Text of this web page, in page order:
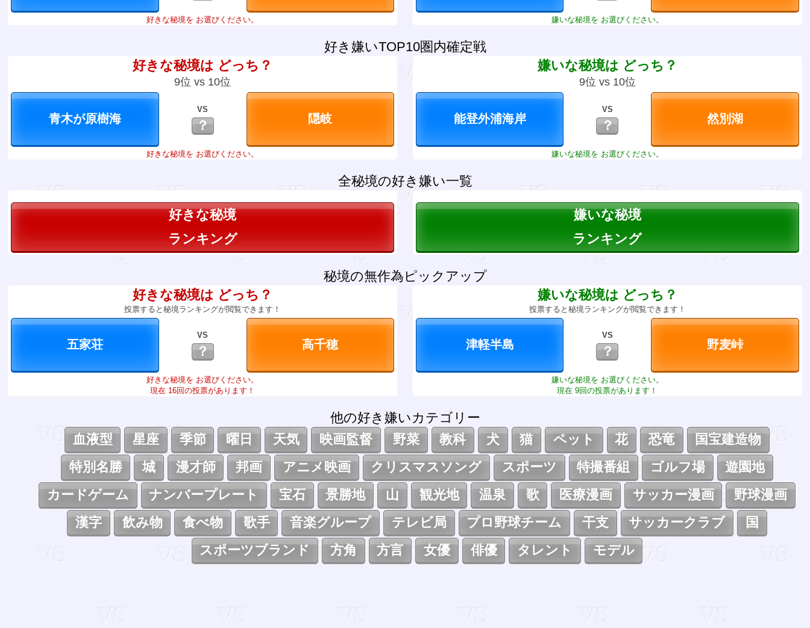
好きな秘境を お選びください。 嫌いな秘境を お選びください。
好き嫌いTOP10圏内確定戦
好きな秘境は どっち？
9位 vs 10位
VS
？
好きな秘境を お選びください。
嫌いな秘境は どっち？
9位 vs 10位
VS
？
嫌いな秘境を お選びください。
全秘境の好き嫌い一覧
好きな秘境
ランキング
嫌いな秘境
ランキング
秘境の無作為ピックアップ
好きな秘境は どっち？
投票すると秘境ランキングが閲覧できます！
VS
？
好きな秘境を お選びください。
現在 16回の投票があります！
嫌いな秘境は どっち？
投票すると秘境ランキングが閲覧できます！
VS
？
嫌いな秘境を お選びください。
現在 9回の投票があります！
他の好き嫌いカテゴリー
血液型
星座 季節 曜日 天気 映画監督 野菜 教科 犬 猫 ペット 花 恐竜
国宝建造物
特別名勝
城 漫才師 邦画 アニメ映画 クリスマスソング スポーツ 特撮番組 ゴルフ場
遊園地
カードゲーム
ナンバープレート 宝石 景勝地 山 観光地 温泉 歌 医療漫画 サッカー漫画
野球漫画
漢字
飲み物 食べ物 歌手 音楽グループ テレビ局 プロ野球チーム 干支 サッカークラブ
国
スポーツブランド
方角 方言 女優 俳優 タレント モデル